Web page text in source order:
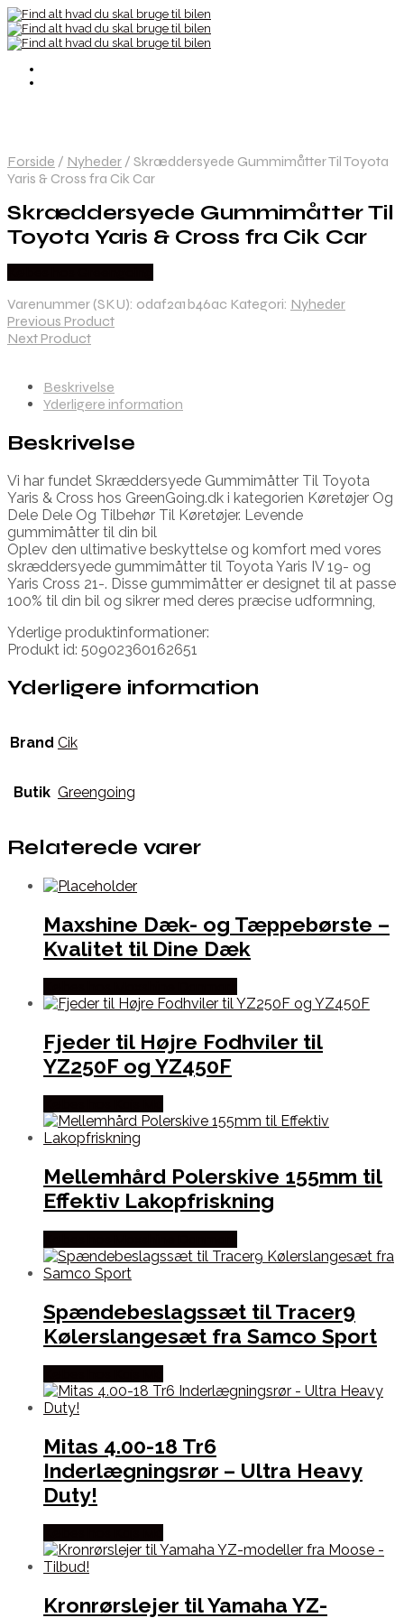
Forside / Nyheder / Skræddersyede Gummimåtter Til Toyota
Yaris & Cross fra Cik Car
Skræddersyede Gummimåtter Til
Toyota Yaris & Cross fra Cik Car
Varenummer (SKU): 0daf2a1b46ac Kategori: Nyheder
Previous Product
Next Product
Beskrivelse
Yderligere information
Beskrivelse
Vi har fundet Skræddersyede Gummimåtter Til Toyota
Yaris & Cross hos GreenGoing.dk i kategorien Køretøjer Og
Dele Dele Og Tilbehør Til Køretøjer. Levende
gummimåtter til din bil
Oplev den ultimative beskyttelse og komfort med vores
skræddersyede gummimåtter til Toyota Yaris IV 19- og
Yaris Cross 21-. Disse gummimåtter er designet til at passe
100% til din bil og sikrer med deres præcise udformning,
Yderlige produktinformationer:
Produkt id: 50902360162651
Yderligere information
Brand Cik
Butik Greengoing
Relaterede varer
Maxshine Dæk- og Tæppebørste –
Kvalitet til Dine Dæk
Fjeder til Højre Fodhviler til
YZ250F og YZ450F
Mellemhård Polerskive 155mm til
Effektiv Lakopfriskning
Spændebeslagssæt til Tracer9
Kølerslangesæt fra Samco Sport
Mitas 4.00-18 Tr6
Inderlægningsrør – Ultra Heavy
Duty!
Kronrørslejer til Yamaha YZ-